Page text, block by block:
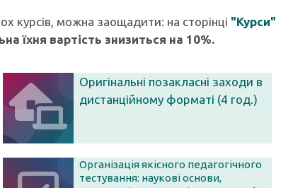
курсів, можна заощадити: на сторінці "Курси"
їхня вартість знизиться на 10%.
Оригінальні позакласні заходи в
дистанційному форматі (4 год.)
Організація якісного педагогічного
тестування: наукові основи,